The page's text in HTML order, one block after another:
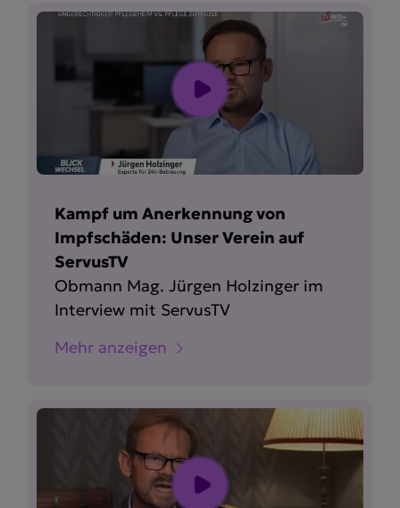
Kampf um Anerkennung von
Impfschäden: Unser Verein auf
ServusTV
Obmann Mag. Jürgen Holzinger im
Interview mit ServusTV
Mehr anzeigen